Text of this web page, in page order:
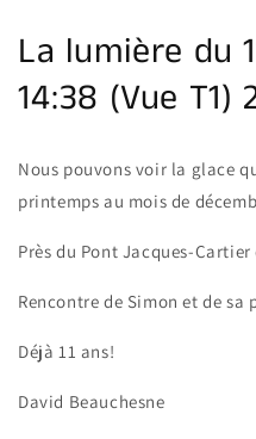
La lumière du
14:38 (Vue T1)
Nous pouvons voir la glace
printemps au mois de
Près du Pont Jacques-
Rencontre de Simon et de sa
Déjà 11 ans!
David Beauchesne